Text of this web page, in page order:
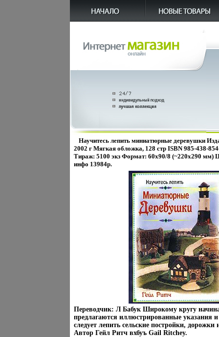
Научитесь лепить миниатюрные деревушки
2002 г Мягкая обложка, 128 стр ISBN 985-438-
Тираж: 5100 экз Формат: 60x90/8 (~220х290 мм)
инфо 13984p.
Переводчик: Л Бабук Широкому кругу
предлагаются иллюстрированные указания
следует лепить сельские постройки, дорожки
Автор Гейл Ритч вхбуъ Gail Ritchey.